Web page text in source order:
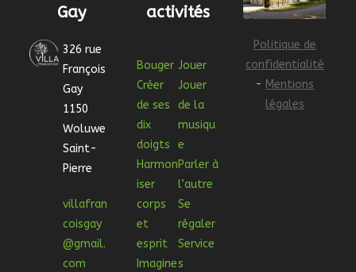
Gay
326 rue
François
Gay
1150
Woluwe
Saint-
Pierre
villafran
coisgay
@gmail.
com
activités
Bouger
Créer
de ses
dix
doigts
Harmon
iser
corps
et
esprit
Imagine
Jouer
Jouer
de la
musiqu
e
Parler à
l’autre
Se
régaler
Service
s
Politique de
confidentialité
- Mentions
légales